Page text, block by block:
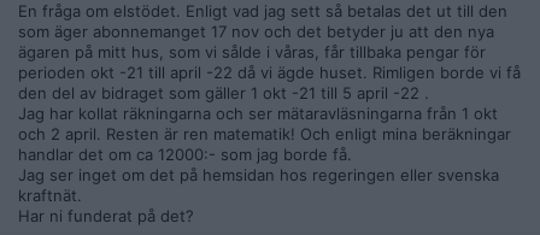
En fråga om elstödet. Enligt vad jag sett så betalas det ut till den
som äger abonnemanget 17 nov och det betyder ju att den nya
ägaren på mitt hus, som vi sålde i våras, får tillbaka pengar för
perioden okt -21 till april -22 då vi ägde huset. Rimligen borde vi få
den del av bidraget som gäller 1 okt -21 till 5 april -22 .
Jag har kollat räkningarna och ser mätaravläsningarna från 1 okt
och 2 april. Resten är ren matematik! Och enligt mina beräkningar
handlar det om ca 12000:- som jag borde få.
Jag ser inget om det på hemsidan hos regeringen eller svenska
kraftnät.
Har ni funderat på det?